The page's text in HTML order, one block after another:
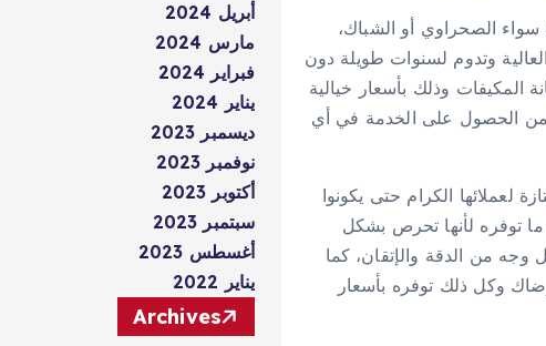
سواء الصحراوي أو الشباك،
وتدوم لسنوات طويلة دون
وذلك بأسعار خيالية
من الحصول على الخدمة في أي
لعملائها الكرام حتى يكونوا
توفره لأنها تحرص بشكل
من الدقة والإتقان، كما
وكل ذلك توفره بأسعار
أبريل 2024
مارس 2024
فبراير 2024
يناير 2024
ديسمبر 2023
نوفمبر 2023
أكتوبر 2023
سبتمبر 2023
أغسطس 2023
يناير 2022
Archives